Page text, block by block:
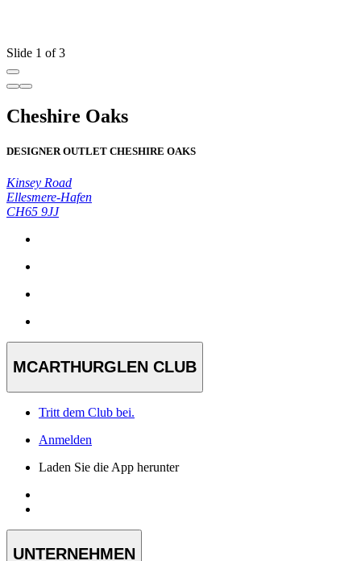
Slide 1 of 3
Cheshire Oaks
DESIGNER OUTLET CHESHIRE OAKS
Kinsey Road
Ellesmere-Hafen
CH65 9JJ
MCARTHURGLEN CLUB
Tritt dem Club bei.
Anmelden
Laden Sie die App herunter
UNTERNEHMEN